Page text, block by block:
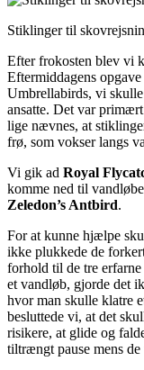
Stiklinger til
Efter frokosten blev vi
Eftermiddagens
Umbrellabirds, vi
ansatte. Det var
lige nævnes, at
frø, som vokser langs
Vi gik ad Royal
komme ned til
Zeledon’s Antbird.
For at kunne hjælpe
ikke plukkede de
forhold til de tre
et vandløb, gjorde det
hvor man skulle klatre
besluttede vi, at det
risikere, at glide og
tiltrængt pause mens